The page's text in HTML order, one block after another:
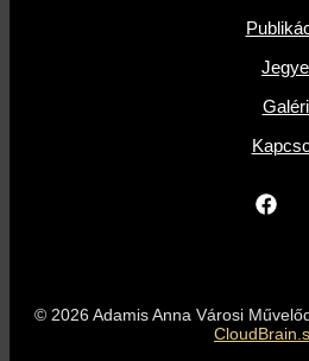
© 2026 Adamis Anna Városi